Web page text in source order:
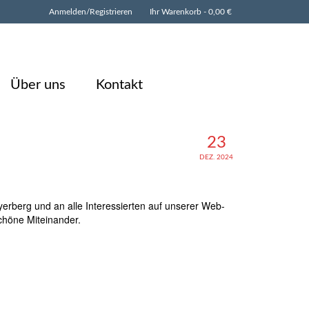
Anmelden/Registrieren Ihr Warenkorb - 0,00 €
Über uns Kontakt
23
DEZ. 2024
und an alle Interessierten auf unserer Web-
Miteinander.